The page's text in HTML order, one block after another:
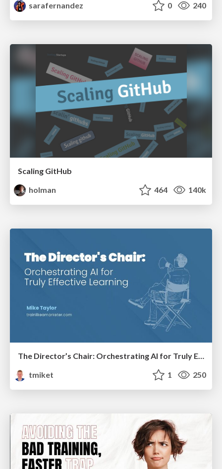
sarafernandez 0 240
Scaling GitHub
holman
464 140k
tmiket
1 250